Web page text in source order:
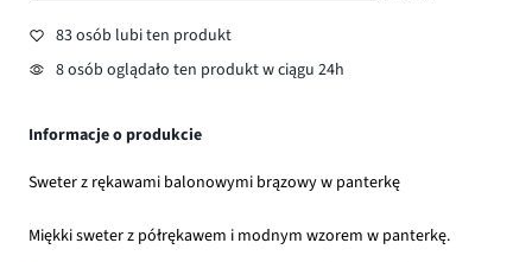
83 osób lubi ten produkt
8 osób oglądało ten produkt w ciągu 24h
Informacje o produkcie
Sweter z rękawami balonowymi brązowy w panterkę
Miękki sweter z półrękawem i modnym wzorem w panterkę.